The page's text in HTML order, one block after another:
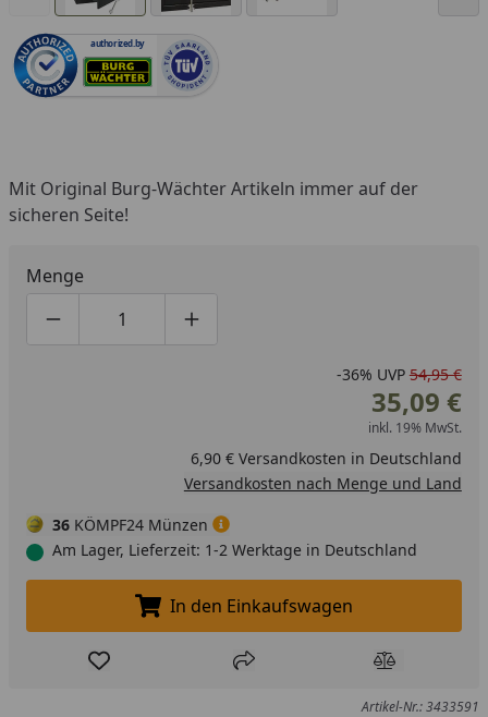
authorized.by
Mit Original Burg-Wächter Artikeln immer auf der
sicheren Seite!
Menge
Produktmenge um eins verringern
Produktmenge manuell eingeben
Produktmenge um eins erhöhen
-36% UVP 54,95 €
35,09 €
inkl. 19% MwSt.
6,90 € Versandkosten in Deutschland
Versandkosten nach Menge und Land
36 KÖMPF24 Münzen
Am Lager, Lieferzeit: 1-2 Werktage in Deutschland
In den Einkaufswagen legen
In den Einkaufswagen
Produkt zur Wunschliste hinzufügen
Teilen Produkt
Artikel-Nr.: 3433591